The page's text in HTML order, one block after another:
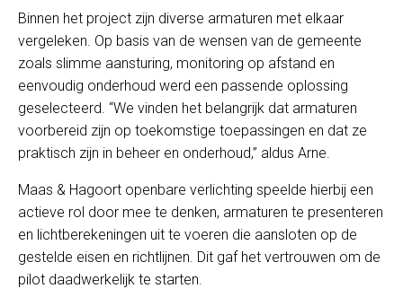
Binnen het project zijn diverse armaturen met elkaar
vergeleken. Op basis van de wensen van de gemeente
zoals slimme aansturing, monitoring op afstand en
eenvoudig onderhoud werd een passende oplossing
geselecteerd. “We vinden het belangrijk dat armaturen
voorbereid zijn op toekomstige toepassingen en dat ze
praktisch zijn in beheer en onderhoud,” aldus Arne.
Maas & Hagoort openbare verlichting speelde hierbij een
actieve rol door mee te denken, armaturen te presenteren
en lichtberekeningen uit te voeren die aansloten op de
gestelde eisen en richtlijnen. Dit gaf het vertrouwen om de
pilot daadwerkelijk te starten.